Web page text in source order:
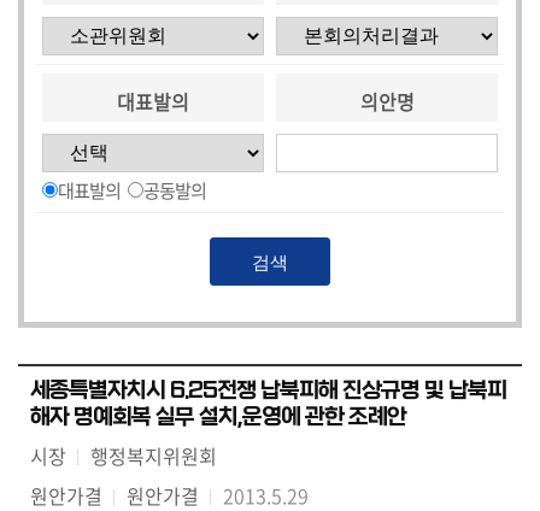
록
대표발의
대표발의 공동발의
의안명
세종특별자치시 6.25전쟁 납북피해 진상규명 및 납북피
해자 명예회복 실무 설치,운영에 관한 조례안
시장
행정복지위원회
원안가결
원안가결 2013.5.29